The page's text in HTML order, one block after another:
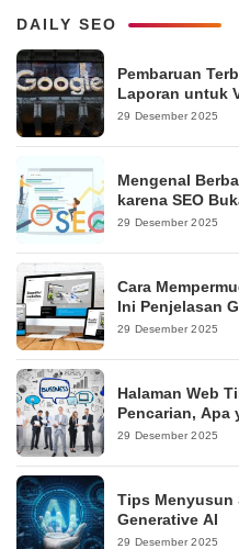
DAILY SEO
Pembaruan
Laporan untuk
29 Desember 2025
Mengenal
karena SEO
29 Desember 2025
Cara
Ini Penjelasan
29 Desember 2025
Halaman Web
Pencarian, Apa
29 Desember 2025
Tips Menyusun
Generative AI
29 Desember 2025